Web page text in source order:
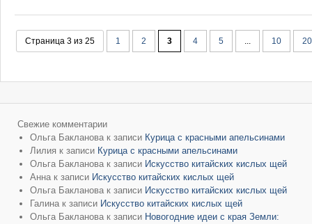
Страница 3 из 25 1 2 3 4 5 ... 10 20
Свежие комментарии
Ольга Бакланова к записи Курица с красными апельсинами
Лилия к записи Курица с красными апельсинами
Ольга Бакланова к записи Искусство китайских кислых щей
Анна к записи Искусство китайских кислых щей
Ольга Бакланова к записи Искусство китайских кислых щей
Галина к записи Искусство китайских кислых щей
Ольга Бакланова к записи Новогодние идеи с края Земли: